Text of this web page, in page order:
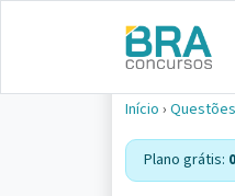
Início › Questões
Plano grátis: